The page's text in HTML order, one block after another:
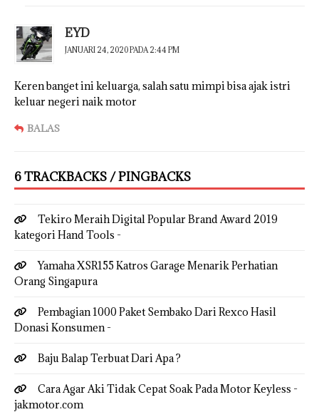
EYD
JANUARI 24, 2020 PADA 2:44 PM
Keren banget ini keluarga, salah satu mimpi bisa ajak istri
keluar negeri naik motor
BALAS
6 TRACKBACKS / PINGBACKS
Tekiro Meraih Digital Popular Brand Award 2019
kategori Hand Tools -
Yamaha XSR155 Katros Garage Menarik Perhatian
Orang Singapura
Pembagian 1000 Paket Sembako Dari Rexco Hasil
Donasi Konsumen -
Baju Balap Terbuat Dari Apa ?
Cara Agar Aki Tidak Cepat Soak Pada Motor Keyless -
jakmotor.com